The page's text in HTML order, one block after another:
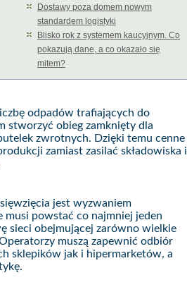
Dostawy poza domem nowym
standardem logistyki
Blisko rok z systemem kaucyjnym. Co
pokazują dane, a co okazało się
mitem?
odpadów trafiających do
stworzyć obieg zamknięty dla
zwrotnych. Dzięki temu cenne
zamiast zasilać składowiska i
jest wyzwaniem
musi powstać co najmniej jeden
sieci obejmującej zarówno wielkie
muszą zapewnić odbiór
sklepików jak i hipermarketów, a